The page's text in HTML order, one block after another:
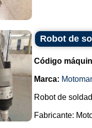
Robot de
Código
Marca:
Robot de
Fabricante: